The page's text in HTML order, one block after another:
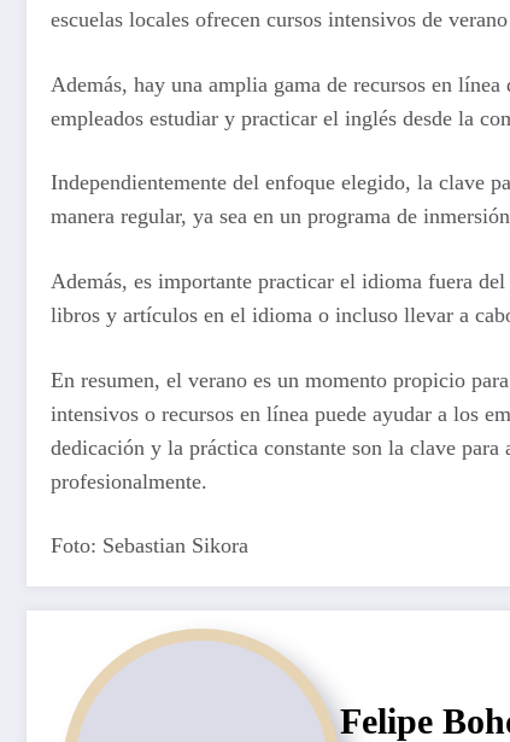
escuelas locales ofrecen cursos intensivos de
Además, hay una amplia gama de recursos en
empleados estudiar y practicar el inglés desde la
Independientemente del enfoque elegido, la clave
manera regular, ya sea en un programa de
Además, es importante practicar el idioma fuera
libros y artículos en el idioma o incluso llevar a
En resumen, el verano es un momento propicio
intensivos o recursos en línea puede ayudar a los
dedicación y la práctica constante son la clave
profesionalmente.
Foto: Sebastian Sikora
Felipe